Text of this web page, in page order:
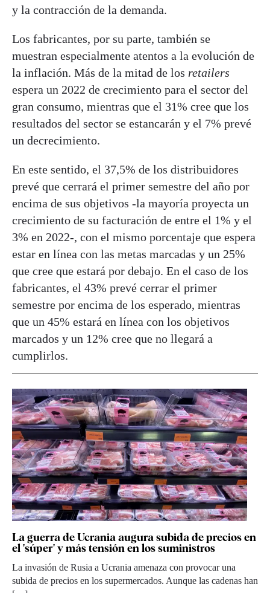
y la contracción de la demanda.
Los fabricantes, por su parte, también se
muestran especialmente atentos a la evolución de
la inflación. Más de la mitad de los retailers
espera un 2022 de crecimiento para el sector del
gran consumo, mientras que el 31% cree que los
resultados del sector se estancarán y el 7% prevé
un decrecimiento.
En este sentido, el 37,5% de los distribuidores
prevé que cerrará el primer semestre del año por
encima de sus objetivos -la mayoría proyecta un
crecimiento de su facturación de entre el 1% y el
3% en 2022-, con el mismo porcentaje que espera
estar en línea con las metas marcadas y un 25%
que cree que estará por debajo. En el caso de los
fabricantes, el 43% prevé cerrar el primer
semestre por encima de los esperado, mientras
que un 45% estará en línea con los objetivos
marcados y un 12% cree que no llegará a
cumplirlos.
La guerra de Ucrania augura subida de precios en
el 'súper' y más tensión en los suministros
La invasión de Rusia a Ucrania amenaza con provocar una
subida de precios en los supermercados. Aunque las cadenas han